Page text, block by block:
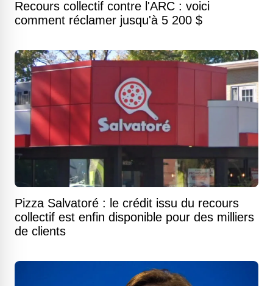
Recours collectif contre l'ARC : voici
comment réclamer jusqu'à 5 200 $
Pizza Salvatoré : le crédit issu du recours
collectif est enfin disponible pour des milliers
de clients